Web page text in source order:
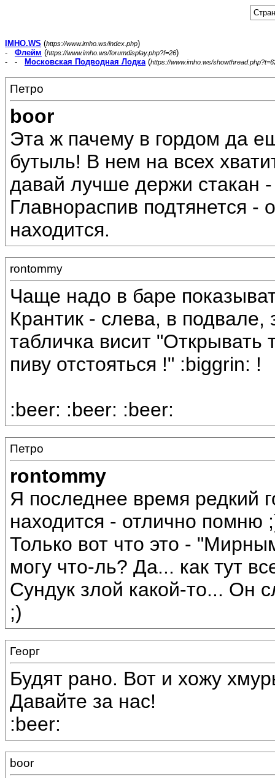
IMHO.WS (https://www.imho.ws/index.php)
- Флейм (https://www.imho.ws/forumdisplay.php?f=26)
- -
Московская Подводная Лодка(https://www.imho.ws/
Петро
boor
Эта ж пачему в гордом да
бутыль! В нем на всех
давай лучше держи стакан
Главнораспив подтянется -
находится.
rontommy
Чаще надо в баре
Крантик - слева, в
табличка висит
пиву отстояться !" :biggrin: !
:beer: :beer: :beer:
Петро
rontommy
Я последнее время редкий
находится - отлично помню
Только вот что это -
могу что-ль? Да... как тут
Сундук злой какой-то... Он
;)
Георг
Будят рано. Вот и хожу
Давайте за нас!
:beer:
boor